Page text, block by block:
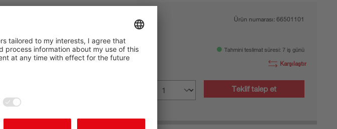
Çok ışınlı güvenlik fotoelektrik sensör verici
Algılama mesafesi, maks.:0,5 ... 50 m
Ürün numarası: 66501101
Tahmini teslimat süresi: 7 iş günü
Karşılaştır
Teklif talep et